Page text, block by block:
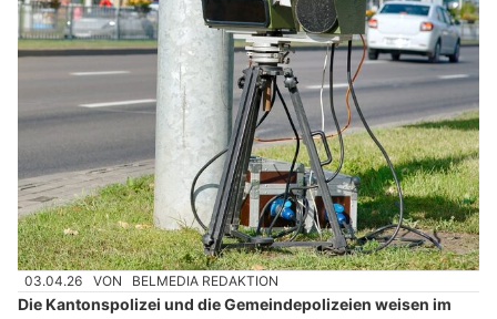
03.04.26 VON BELMEDIA REDAKTION
Die Kantonspolizei und die Gemeindepolizeien weisen im